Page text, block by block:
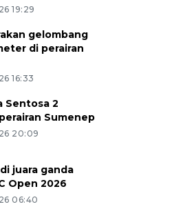
19:29
gelombang
di perairan
16:33
Sentosa 2
Sumenep
20:09
juara ganda
Open 2026
06:40